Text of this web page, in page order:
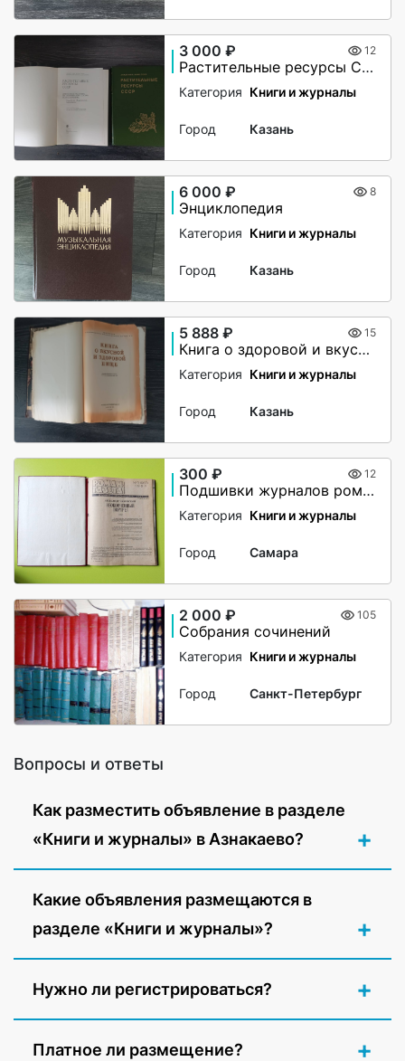
3 000 ₽ 12
Растительные ресурсы СССР
Категория Книги и журналы
Город Казань
6 000 ₽ 8
Энциклопедия
Категория Книги и журналы
Город Казань
5 888 ₽ 15
Книга о здоровой и вкусной пище
Категория Книги и журналы
Город Казань
300 ₽ 12
Подшивки журналов роман газета
Категория Книги и журналы
Город Самара
2 000 ₽ 105
Собрания сочинений
Категория Книги и журналы
Город Санкт-Петербург
Вопросы и ответы
Как разместить объявление в разделе
«Книги и журналы» в Азнакаево?
Какие объявления размещаются в
разделе «Книги и журналы»?
Нужно ли регистрироваться?
Платное ли размещение?